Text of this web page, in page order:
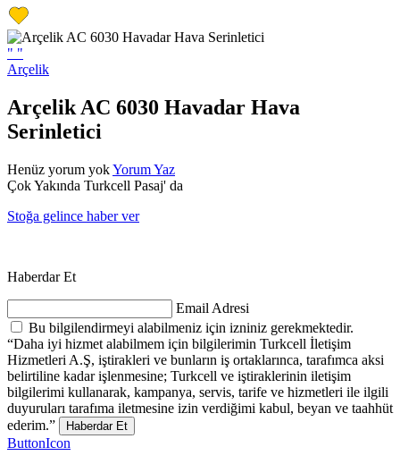
" "
Arçelik
Arçelik AC 6030 Havadar Hava
Serinletici
Henüz yorum yokYorum Yaz
Çok Yakında Turkcell Pasaj' da
Stoğa gelince haber ver
Haberdar Et
Email Adresi
Bu bilgilendirmeyi alabilmeniz için izniniz gerekmektedir.
“Daha iyi hizmet alabilmem için bilgilerimin Turkcell İletişim
Hizmetleri A.Ş, iştirakleri ve bunların iş ortaklarınca, tarafımca aksi
belirtiline kadar işlenmesine; Turkcell ve iştiraklerinin iletişim
bilgilerimi kullanarak, kampanya, servis, tarife ve hizmetleri ile ilgili
duyuruları tarafıma iletmesine izin verdiğimi kabul, beyan ve taahhüt
ederim.”
Haberdar Et
ButtonIcon